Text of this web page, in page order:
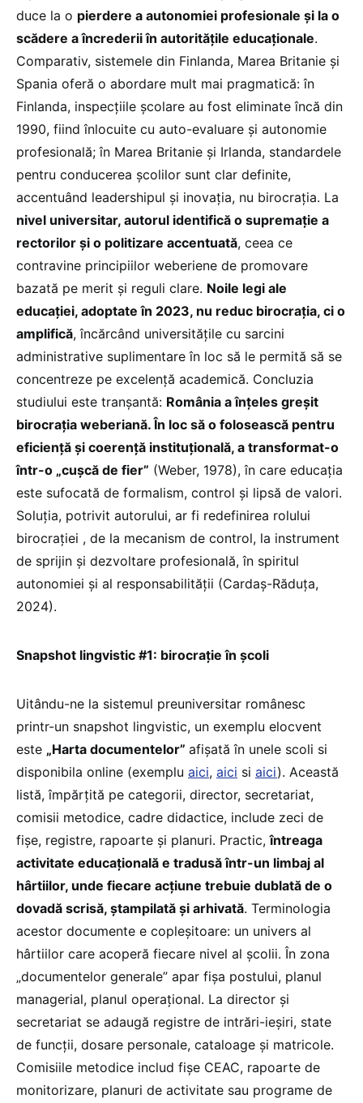
duce la o pierdere a autonomiei profesionale și la o
scădere a încrederii în autoritățile educaționale.
Comparativ, sistemele din Finlanda, Marea Britanie și
Spania oferă o abordare mult mai pragmatică: în
Finlanda, inspecțiile școlare au fost eliminate încă din
1990, fiind înlocuite cu auto-evaluare și autonomie
profesională; în Marea Britanie și Irlanda, standardele
pentru conducerea școlilor sunt clar definite,
accentuând leadershipul și inovația, nu birocrația. La
nivel universitar, autorul identifică o supremație a
rectorilor și o politizare accentuată, ceea ce
contravine principiilor weberiene de promovare
bazată pe merit și reguli clare. Noile legi ale
educației, adoptate în 2023, nu reduc birocrația, ci o
amplifică, încărcând universitățile cu sarcini
administrative suplimentare în loc să le permită să se
concentreze pe excelență academică. Concluzia
studiului este tranșantă: România a înțeles greșit
birocrația weberiană. În loc să o folosească pentru
eficiență și coerență instituțională, a transformat-o
într-o „cușcă de fier” (Weber, 1978), în care educația
este sufocată de formalism, control și lipsă de valori.
Soluția, potrivit autorului, ar fi redefinirea rolului
birocrației , de la mecanism de control, la instrument
de sprijin și dezvoltare profesională, în spiritul
autonomiei și al responsabilității (Cardaș-Răduța,
2024).
Snapshot lingvistic #1: birocrație în școli
Uitându-ne la sistemul preuniversitar românesc
printr-un snapshot lingvistic, un exemplu elocvent
este „Harta documentelor” afișată în unele scoli si
disponibila online (exemplu aici, aici si aici). Această
listă, împărțită pe categorii, director, secretariat,
comisii metodice, cadre didactice, include zeci de
fișe, registre, rapoarte și planuri. Practic,întreaga
activitate educațională e tradusă într-un limbaj al
hârtiilor, unde fiecare acțiune trebuie dublată de o
dovadă scrisă, ștampilată și arhivată. Terminologia
acestor documente e copleșitoare: un univers al
hârtiilor care acoperă fiecare nivel al școlii. În zona
„documentelor generale” apar fișa postului, planul
managerial, planul operațional. La director și
secretariat se adaugă registre de intrări-ieșiri, state
de funcții, dosare personale, cataloage și matricole.
Comisiile metodice includ fișe CEAC, rapoarte de
monitorizare, planuri de activitate sau programe de